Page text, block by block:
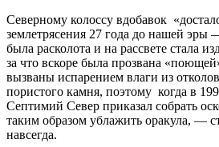
Северному колоссу вдобавок
землетрясения 27 года до нашей эры —
была расколота и на рассвете стала
за что вскоре была прозвана
вызваны испарением влаги из
пористого камня, поэтому когда в
Септимий Север приказал собрать
таким образом ублажить оракула, —
навсегда.